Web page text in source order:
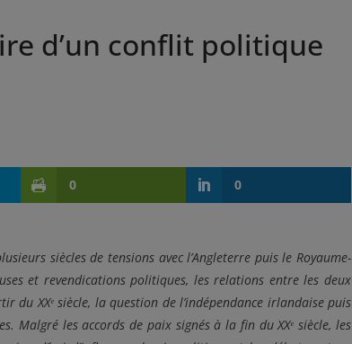
d’un conflit politique
0 0
siècles de tensions avec l’Angleterre puis le Royaume-
et revendications politiques, les relations entre les deux
du XXᵉ siècle, la question de l’indépendance irlandaise puis
Malgré les accords de paix signés à la fin du XXᵉ siècle, les